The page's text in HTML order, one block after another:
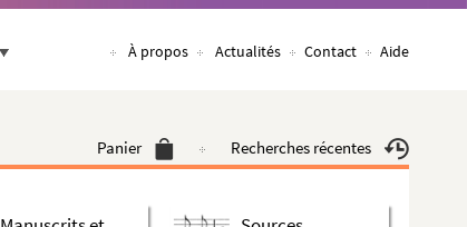
À propos Actualités Contact Aide
Panier Recherches récentes